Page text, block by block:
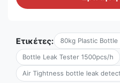
Ετικέτες: 80kg Plastic Bottle
Bottle Leak Tester 1500pcs/h
Air Tightness bottle leak